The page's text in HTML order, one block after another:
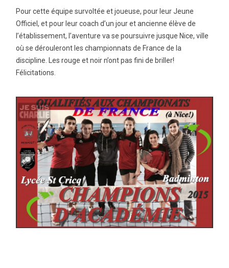
Pour cette équipe survoltée et joueuse, pour leur Jeune
Officiel, et pour leur coach d’un jour et ancienne élève de
l’établissement, l’aventure va se poursuivre jusque Nice, ville
où se dérouleront les championnats de France de la
discipline. Les rouge et noir n’ont pas fini de briller!
Félicitations.